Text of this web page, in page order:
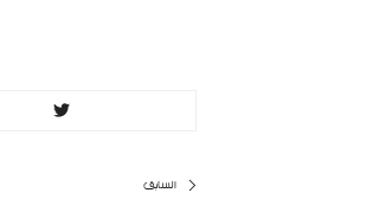
تصفّح
السابق